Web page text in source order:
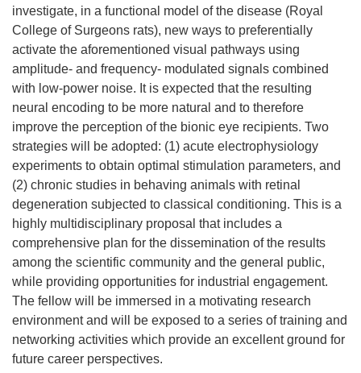
investigate, in a functional model of the disease (Royal
College of Surgeons rats), new ways to preferentially
activate the aforementioned visual pathways using
amplitude- and frequency- modulated signals combined
with low-power noise. It is expected that the resulting
neural encoding to be more natural and to therefore
improve the perception of the bionic eye recipients. Two
strategies will be adopted: (1) acute electrophysiology
experiments to obtain optimal stimulation parameters, and
(2) chronic studies in behaving animals with retinal
degeneration subjected to classical conditioning. This is a
highly multidisciplinary proposal that includes a
comprehensive plan for the dissemination of the results
among the scientific community and the general public,
while providing opportunities for industrial engagement.
The fellow will be immersed in a motivating research
environment and will be exposed to a series of training and
networking activities which provide an excellent ground for